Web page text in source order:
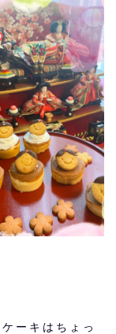
ーキはちょっ